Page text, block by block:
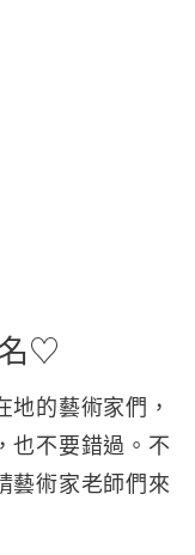
♡
的藝術家們，
也不要錯過。不
藝術家老師們來